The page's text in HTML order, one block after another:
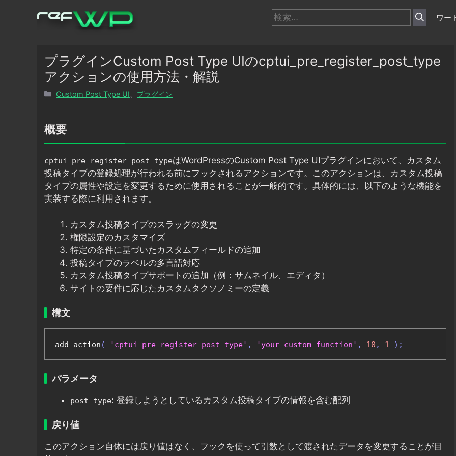
検
索:
ワー
プラグインCustom Post Type UIのcptui_pre_register_post_type
アクションの使用方法・解説
カ
リ
ー
Custom Post Type UI プラグイン
概要
cptui_pre_register_post_typeはWordPressのCustom Post Type UIプラグインにおいて、カスタム
投稿タイプの登録処理が行われる前にフックされるアクションです。このアクションは、カスタム投稿
タイプの属性や設定を変更するために使用されることが一般的です。具体的には、以下のような機能を
実装する際に利用されます。
カスタム投稿タイプのスラッグの変更
権限設定のカスタマイズ
特定の条件に基づいたカスタムフィールドの追加
投稿タイプのラベルの多言語対応
カスタム投稿タイプサポートの追加（例：サムネイル、エディタ）
サイトの要件に応じたカスタムタクソノミーの定義
構文
add_action ( 'cptui_pre_register_post_type' , 'your_custom_function' , 10 , 1 );
パラメータ
post_type: 登録しようとしているカスタム投稿タイプの情報を含む配列
戻り値
このアクション自体には戻り値はなく、フックを使って引数として渡されたデータを変更することが目